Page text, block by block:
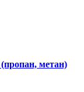
метан)